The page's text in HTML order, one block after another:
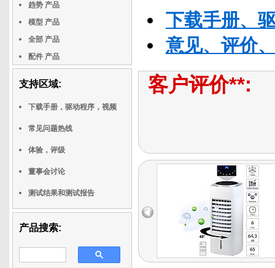
趋势 产品
模型 产品
全部 产品
配件 产品
支持区域:
下载手册，驱动程序，视频
常见问题热线
体验，评级
董事会讨论
测试结果和测试报告
产品搜索:
下载手册、
意见、评价
客户评价**: